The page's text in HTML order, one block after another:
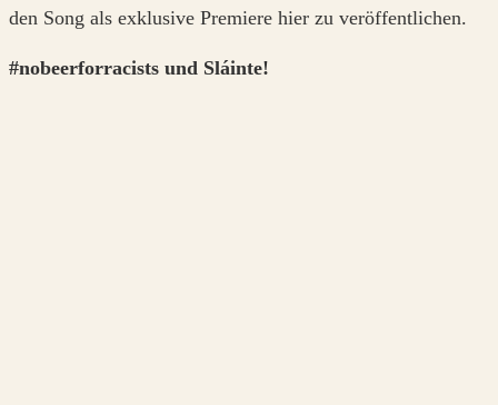
den Song als exklusive Premiere hier zu veröffentlichen.
#nobeerforracists und Sláinte!